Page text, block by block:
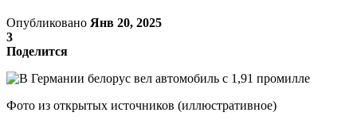
Опубликовано Янв 20, 2025
3
Поделится
Фото из открытых источников (иллюстративное)